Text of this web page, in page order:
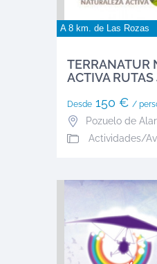
A 8 km. de Las Rozas
TERRANATUR
ACTIVA RUTAS
Desde150 € /
Pozuelo de
Actividades/